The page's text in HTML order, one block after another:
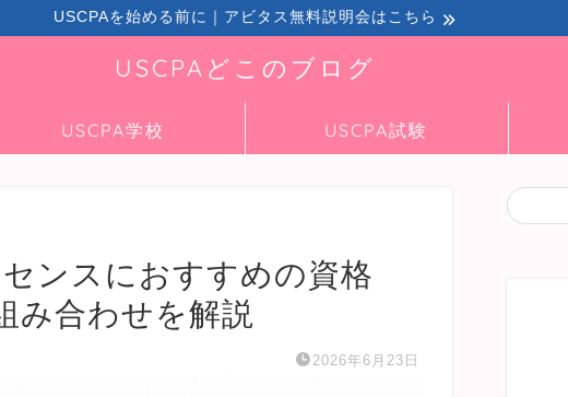
USCPAを始める前に｜アビタス無料説明会はこちら
USCPAどこのブログ
USCPA学校 USCPA試験
ンスにおすすめの資格
み合わせを解説
2026年6月23日